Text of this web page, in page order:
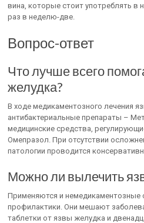
вина, которые стоит употреблять в
раз в неделю-две.
Вопрос-ответ
Что лучше всего
желудка?
В ходе медикаментозного лечения
антибактериальные препараты –
медицинские средства,
Омепразол. При отсутствии
патологии проводится
Можно ли вылечить
Применяются и немедикаментозные
профилактики. Они мешают
таблетки от язвы желудка и